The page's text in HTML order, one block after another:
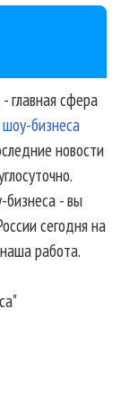
главная сфера
бизнеса
новости
бизнеса - вы
сегодня на
работа.